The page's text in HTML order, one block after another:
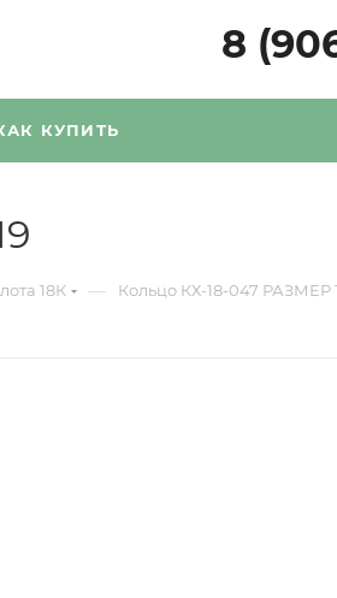
8
КУПИТЬ
18К — Кольцо КХ-18-047 РАЗМЕР